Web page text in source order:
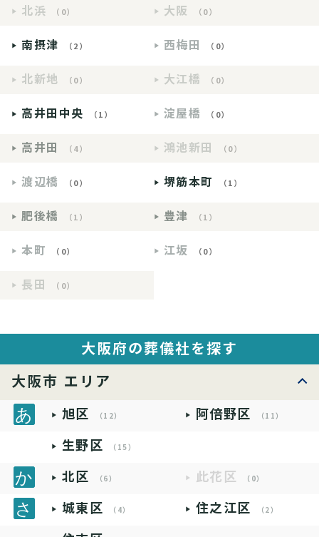
北浜 （0） 大阪 （0）
南摂津 （2） 西梅田 （0）
北新地 （0） 大江橋 （0）
高井田中央 （1） 淀屋橋 （0）
高井田 （4） 鴻池新田 （0）
渡辺橋 （0） 堺筋本町 （1）
肥後橋 （1） 豊津 （1）
本町 （0） 江坂 （0）
長田 （0）
大阪府の葬儀社を探す
大阪市 エリア
旭区 （12） 阿倍野区 （11）
生野区 （15）
北区 （6） 此花区 （0）
城東区 （4） 住之江区 （2）